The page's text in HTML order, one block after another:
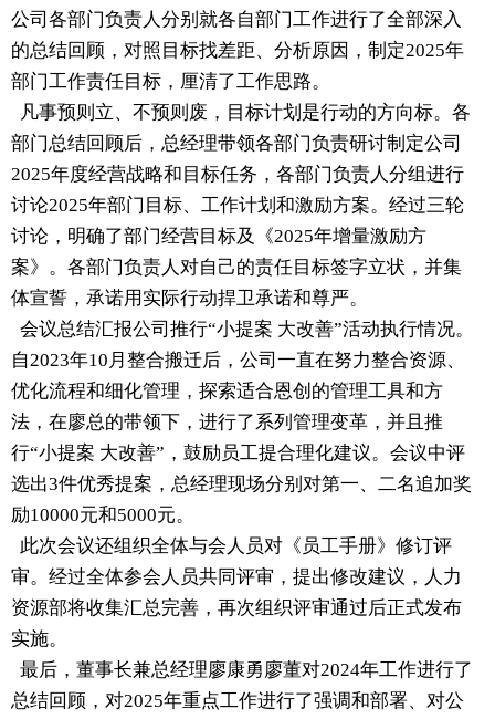
公司各部门负责人分别就各自部门工作进行了全部深入
的总结回顾，对照目标找差距、分析原因，制定2025年
部门工作责任目标，厘清了工作思路。
凡事预则立、不预则废，目标计划是行动的方向标。各
部门总结回顾后，总经理带领各部门负责研讨制定公司
2025年度经营战略和目标任务，各部门负责人分组进行
讨论2025年部门目标、工作计划和激励方案。经过三轮
讨论，明确了部门经营目标及《2025年增量激励方
案》。各部门负责人对自己的责任目标签字立状，并集
体宣誓，承诺用实际行动捍卫承诺和尊严。
会议总结汇报公司推行“小提案 大改善”活动执行情况。
自2023年10月整合搬迁后，公司一直在努力整合资源、
优化流程和细化管理，探索适合恩创的管理工具和方
法，在廖总的带领下，进行了系列管理变革，并且推
行“小提案 大改善”，鼓励员工提合理化建议。会议中评
选出3件优秀提案，总经理现场分别对第一、二名追加奖
励10000元和5000元。
此次会议还组织全体与会人员对《员工手册》修订评
审。经过全体参会人员共同评审，提出修改建议，人力
资源部将收集汇总完善，再次组织评审通过后正式发布
实施。
最后，董事长兼总经理廖康勇廖董对2024年工作进行了
总结回顾，对2025年重点工作进行了强调和部署、对公